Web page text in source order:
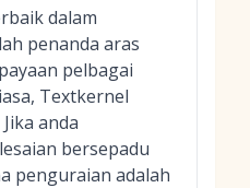
dalam
penanda aras
pelbagai
Textkernel
anda
bersepadu
penguraian adalah